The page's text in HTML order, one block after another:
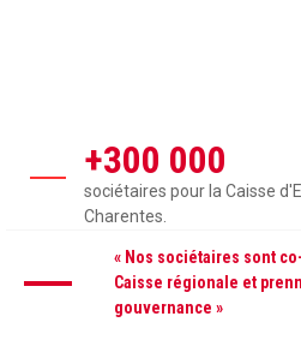
« Nos sociétaires sont
Caisse régionale et
gouvernance »
+300 000
sociétaires pour la Caisse
Charentes.